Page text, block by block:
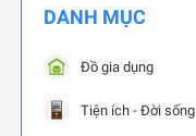
DANH MỤC
Đồ gia dụng
Tiện ích - Đời sống